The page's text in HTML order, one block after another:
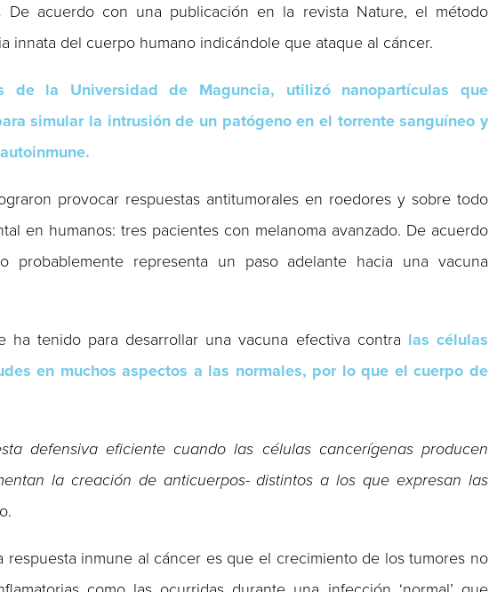
De acuerdo con una publicación en la revista Nature, el método
innata del cuerpo humano indicándole que ataque al cáncer.
de la Universidad de Maguncia, utilizó nanopartículas que
simular la intrusión de un patógeno en el torrente sanguíneo y
provocar respuestas antitumorales en roedores y sobre todo
en humanos: tres pacientes con melanoma avanzado. De acuerdo
probablemente representa un paso adelante hacia una vacuna
ha tenido para desarrollar una vacuna efectiva contra las células
en muchos aspectos a las normales, por lo que el cuerpo de
defensiva eficiente cuando las células cancerígenas producen
la creación de anticuerpos- distintos a los que expresan las
respuesta inmune al cáncer es que el crecimiento de los tumores no